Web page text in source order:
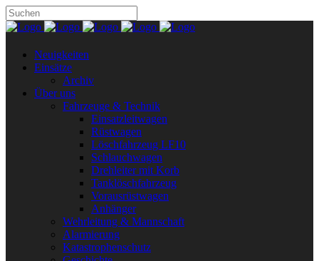
Neuigkeiten
Einsätze
Archiv
Über uns
Fahrzeuge & Technik
Einsatzleitwagen
Rüstwagen
Löschfahrzeug LF10
Schlauchwagen
Drehleiter mit Korb
Tanklöschfahrzeug
Vorausrüstwagen
Anhänger
Wehrleitung & Mannschaft
Alarmierung
Katastrophenschutz